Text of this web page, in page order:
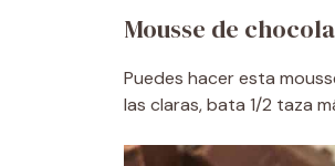
Mousse de
Puedes hacer esta
las claras, bata 1/2 taza